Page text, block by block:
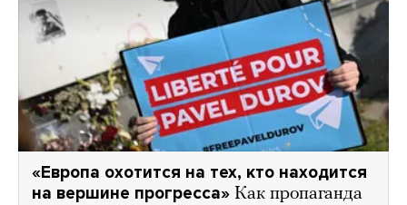
«Европа охотится на тех, кто находится
на вершине прогресса» Как пропаганда